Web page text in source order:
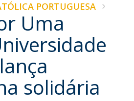
PORTUGUESA
Uma
solidária